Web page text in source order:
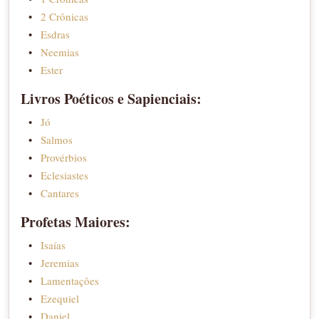
2 Crônicas
Esdras
Neemias
Ester
Livros Poéticos e Sapienciais:
Jó
Salmos
Provérbios
Eclesiastes
Cantares
Profetas Maiores:
Isaías
Jeremias
Lamentações
Ezequiel
Daniel